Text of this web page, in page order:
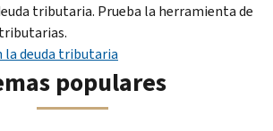
tributaria. Prueba la herramienta de
la deuda tributaria
populares